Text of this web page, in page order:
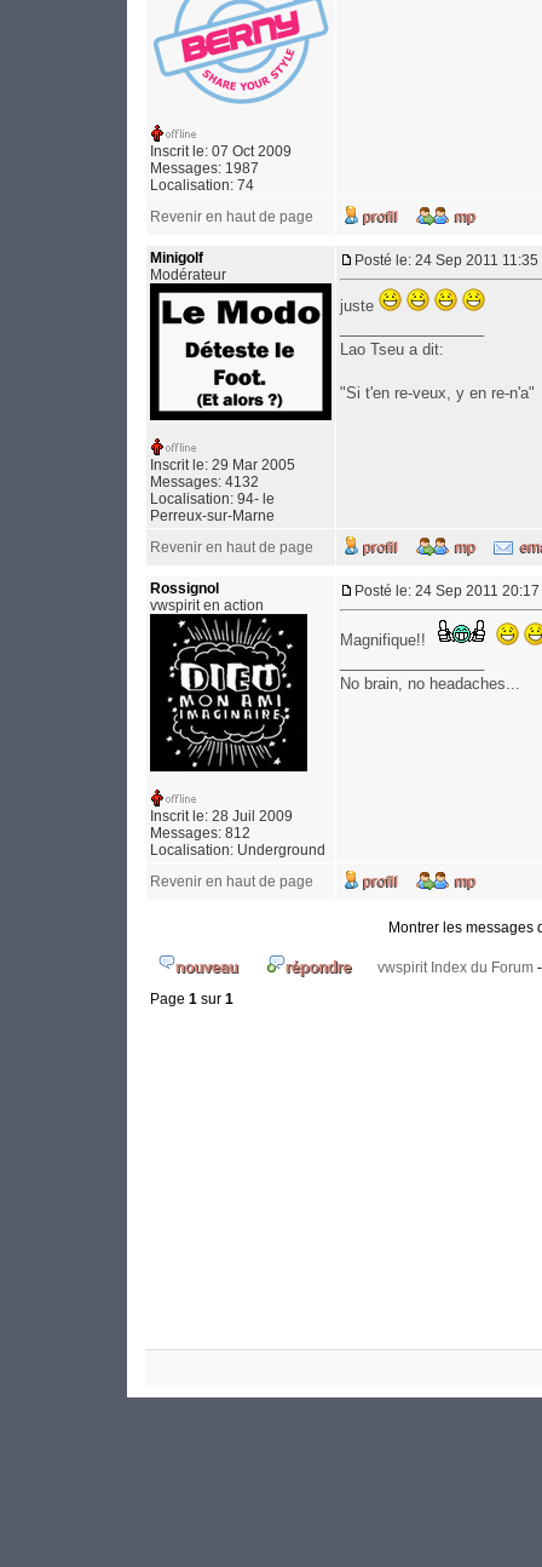
Inscrit le: 07 Oct 2009
Messages: 1987
Localisation: 74
Revenir en haut de page
Minigolf
Modérateur
Inscrit le: 29 Mar 2005
Messages: 4132
Localisation: 94- le
Perreux-sur-Marne
Posté le: 24 Sep 2011 11:35
juste
Lao Tseu a dit:
"Si t'en re-veux, y en re-n'a"
Revenir en haut de page
Rossignol
vwspirit en action
Inscrit le: 28 Juil 2009
Messages: 812
Localisation: Underground
Posté le: 24 Sep 2011 20:17
Magnifique!!
No brain, no headaches...
Revenir en haut de page
Montrer les messages
vwspirit Index du Forum
Page 1 sur 1